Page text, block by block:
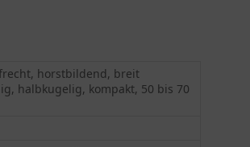
horstbildend, breit
halbkugelig, kompakt, 50 bis 70